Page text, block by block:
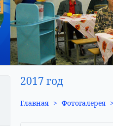
2017 год
Главная > Фотогалерея